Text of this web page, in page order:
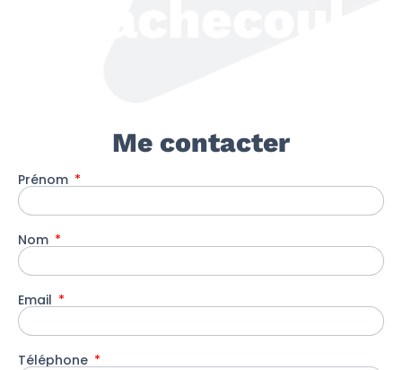
Me contacter
Prénom
Nom
Email
Téléphone